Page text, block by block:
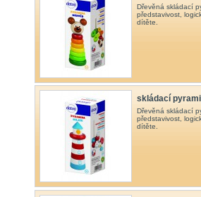
Dřevěná skládací
představivost,
dítěte.
skládací
Dřevěná skládací
představivost,
dítěte.